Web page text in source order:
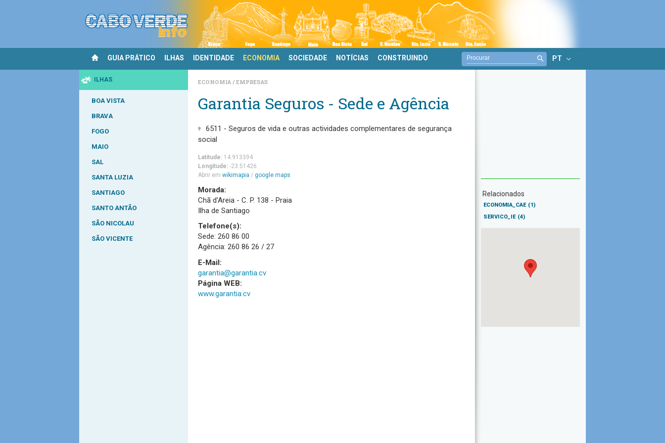
GUIA PRÁTICO ILHAS IDENTIDADE ECONOMIA SOCIEDADE NOTÍCIAS CONSTRUINDO PT
ILHAS
BOA VISTA
BRAVA
FOGO
MAIO
SAL
SANTA LUZIA
SANTIAGO
SANTO ANTÃO
SÃO NICOLAU
SÃO VICENTE
ECONOMIA EMPRESAS
Garantia Seguros - Sede e Agência
6511 - Seguros de vida e outras actividades complementares de segurança
social
Latitude: 14.913394
Longitude: -23.51426
Abrir em wikimapia / google maps
Morada:
Chã d'Areia - C. P. 138 - Praia
Ilha de Santiago
Telefone(s):
Sede: 260 86 00
Agência: 260 86 26 / 27
E-Mail:
garantia@garantia.cv
Página WEB:
www.garantia.cv
Relacionados
ECONOMIA_CAE (1)
SERVICO_IE (4)